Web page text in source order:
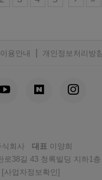
용안내 개인정보처리방침
식회사 대표 이양희
로38길 43 청록빌딩 지하1층
[사업자정보확인]